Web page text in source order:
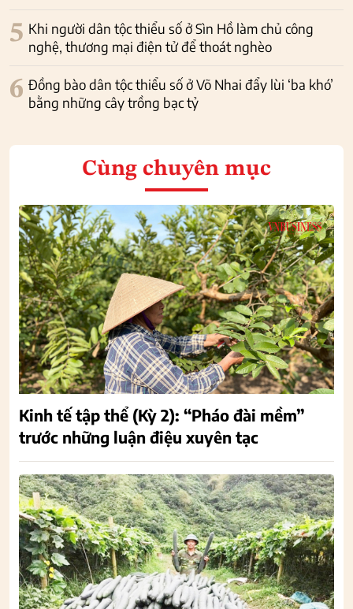
5 Khi người dân tộc thiểu số ở Sìn Hồ làm chủ công
nghệ, thương mại điện tử để thoát nghèo
6 Đồng bào dân tộc thiểu số ở Võ Nhai đẩy lùi ‘ba khó’
bằng những cây trồng bạc tỷ
Cùng chuyên mục
Kinh tế tập thể (Kỳ 2): “Pháo đài mềm”
trước những luận điệu xuyên tạc